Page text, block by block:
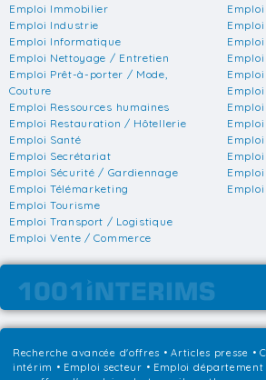
Emploi Immobilier
Emploi Industrie
Emploi Informatique
Emploi Nettoyage / Entretien
Emploi Prêt-à-porter / Mode,
Couture
Emploi Ressources humaines
Emploi Restauration / Hôtellerie
Emploi Santé
Emploi Secrétariat
Emploi Sécurité / Gardiennage
Emploi Télémarketing
Emploi Tourisme
Emploi Transport / Logistique
Emploi Vente / Commerce
Recherche avancée d'offres •Articles presse •
intérim • Emploi secteur • Emploi département